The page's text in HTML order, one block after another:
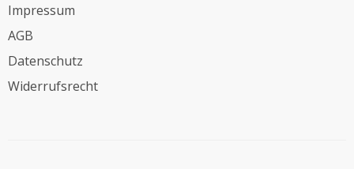
Impressum
AGB
Datenschutz
Widerrufsrecht